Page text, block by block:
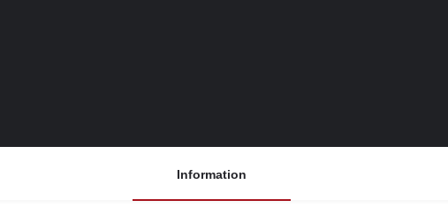
Information